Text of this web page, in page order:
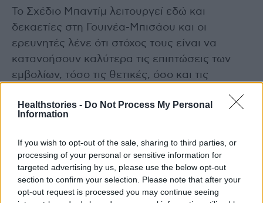
Healthstories - Do Not Process My Personal
Information
If you wish to opt-out of the sale, sharing to third parties, or
processing of your personal or sensitive information for
targeted advertising by us, please use the below opt-out
section to confirm your selection. Please note that after your
opt-out request is processed you may continue seeing
Το Σχέδιο Μπαντίμ λειτουργεί εδώ και
δεκαετίες στη Γουινέα-Μπισάου και οι
ερευνητές λένε ότι στόχος τους είναι να
κατανοήσουν καλύτερα τις επιπτώσεις των
εμβολίων, τόσο τις θετικές, όσο και τις
Μπαντίμ για να διακόψει τη χρηματοδότηση
των ΗΠΑ στην GAVI, τη διεθνή Συμμαχία για
τα Εμβόλια που βοηθά στην αγορά εμβολίων
για τις φτωχότερες χώρες του κόσμου.